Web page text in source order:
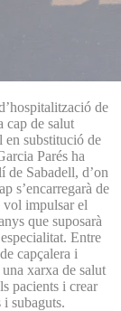
de
cap de salut
en substitució de
Parés ha
de Sabadell, d’on
s’encarregarà de
vol impulsar el
que suposarà
Entre
capçalera i
xarxa de salut
pacients i crear
subaguts.